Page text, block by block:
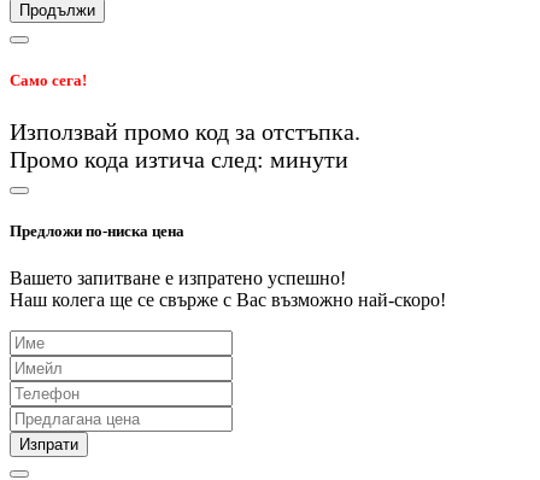
Продължи
Само сега!
Използвай промо код за отстъпка.
Промо кода изтича след: минути
Предложи по-ниска цена
Вашето запитване е изпратено успешно!
Наш колега ще се свърже с Вас възможно най-скоро!
Изпрати